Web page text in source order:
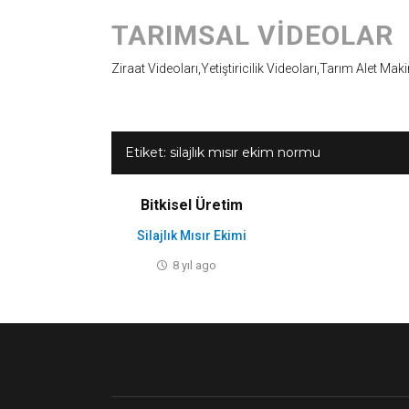
TARIMSAL VIDEOLAR
Ziraat Videoları,Yetiştiricilik Videoları,Tarım Alet
Etiket: silajlık mısır ekim normu
Bitkisel Üretim
Silajlık Mısır Ekimi
8 yıl ago